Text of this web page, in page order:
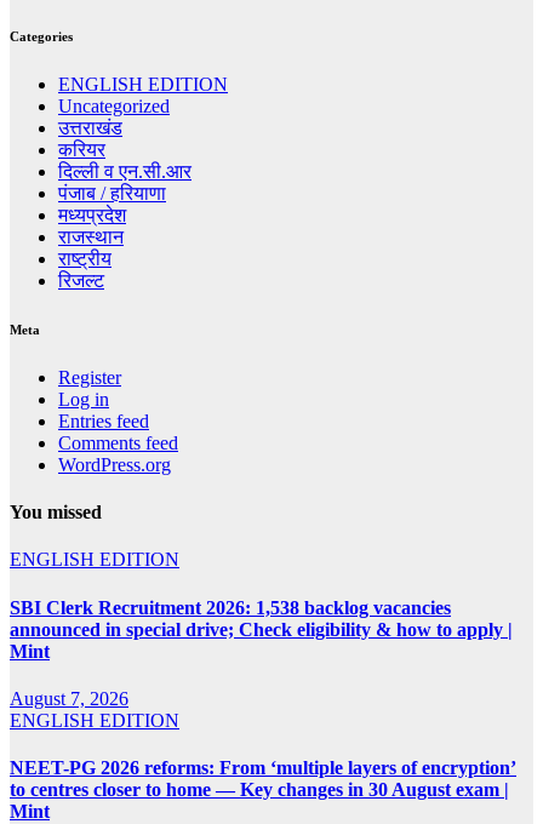
Categories
ENGLISH EDITION
Uncategorized
उत्तराखंड
करियर
दिल्ली व एन.सी.आर
पंजाब / हरियाणा
मध्यप्रदेश
राजस्थान
राष्ट्रीय
रिजल्ट
Meta
Register
Log in
Entries feed
Comments feed
WordPress.org
You missed
ENGLISH EDITION
SBI Clerk Recruitment 2026: 1,538 backlog vacancies
announced in special drive; Check eligibility & how to apply |
Mint
August 7, 2026
ENGLISH EDITION
NEET-PG 2026 reforms: From ‘multiple layers of encryption’
to centres closer to home — Key changes in 30 August exam |
Mint